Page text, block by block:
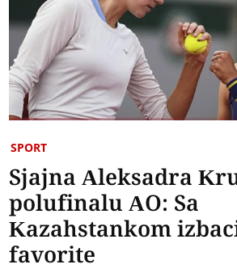
SPORT
Sjajna Aleksadra
polufinalu AO: Sa
Kazahstankom
favorite